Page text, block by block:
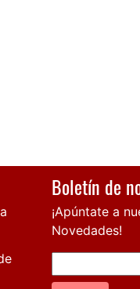
Boletín de
¡Apúntate a
Novedades!